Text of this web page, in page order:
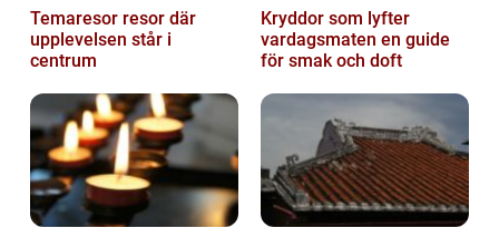
Temaresor resor där
upplevelsen står i
centrum
Kryddor som lyfter
vardagsmaten en guide
för smak och doft